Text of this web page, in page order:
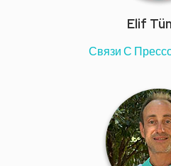
Elif
Связи С